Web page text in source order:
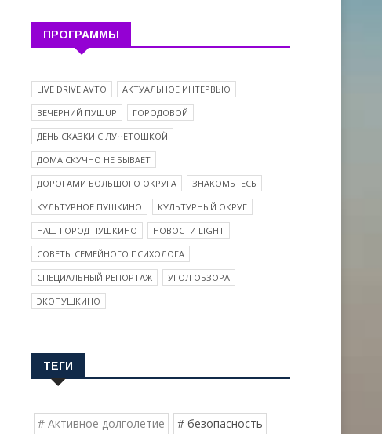
ПРОГРАММЫ
LIVE DRIVE AVTO
АКТУАЛЬНОЕ ИНТЕРВЬЮ
ВЕЧЕРНИЙ ПУШUP
ГОРОДОВОЙ
ДЕНЬ СКАЗКИ С ЛУЧЕТОШКОЙ
ДОМА СКУЧНО НЕ БЫВАЕТ
ДОРОГАМИ БОЛЬШОГО ОКРУГА
ЗНАКОМЬТЕСЬ
КУЛЬТУРНОЕ ПУШКИНО
КУЛЬТУРНЫЙ ОКРУГ
НАШ ГОРОД ПУШКИНО
НОВОСТИ LIGHT
СОВЕТЫ СЕМЕЙНОГО ПСИХОЛОГА
СПЕЦИАЛЬНЫЙ РЕПОРТАЖ
УГОЛ ОБЗОРА
ЭКОПУШКИНО
ТЕГИ
# Активное долголетие
# безопасность